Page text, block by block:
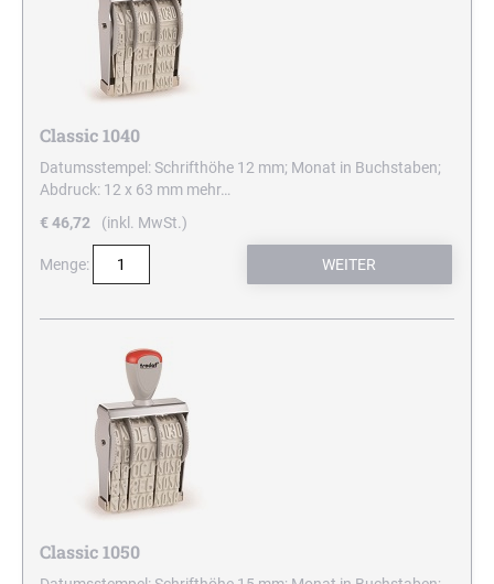
Classic 1040
Datumsstempel: Schrifthöhe 12 mm; Monat in Buchstaben;
Abdruck: 12 x 63 mm mehr…
€ 46,72
(inkl. MwSt.)
Menge:
Classic 1050